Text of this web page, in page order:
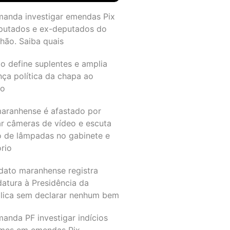
investigar emendas Pix
e ex-deputados do
Saiba quais
define suplentes e amplia
política da chapa ao
é afastado por
câmeras de vídeo e escuta
de lâmpadas no gabinete e
maranhense registra
à Presidência da
sem declarar nenhum bem
PF investigar indícios